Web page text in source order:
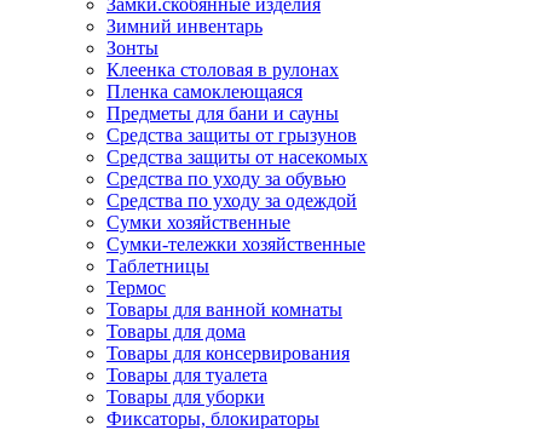
Замки.скобянные изделия
Зимний инвентарь
Зонты
Клеенка столовая в рулонах
Пленка самоклеющаяся
Предметы для бани и сауны
Средства защиты от грызунов
Средства защиты от насекомых
Средства по уходу за обувью
Средства по уходу за одеждой
Сумки хозяйственные
Сумки-тележки хозяйственные
Таблетницы
Термос
Товары для ванной комнаты
Товары для дома
Товары для консервирования
Товары для туалета
Товары для уборки
Фиксаторы, блокираторы